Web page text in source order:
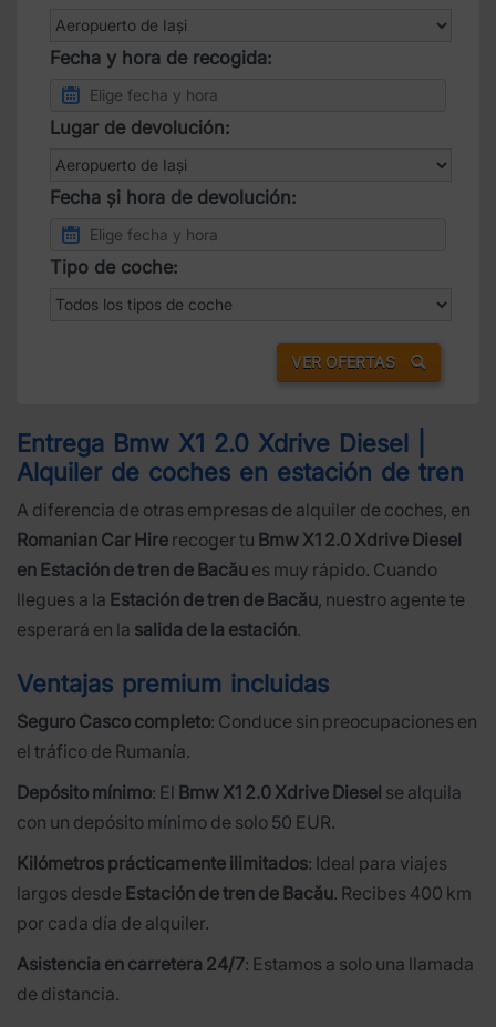
Fecha y hora de recogida:
Lugar de devolución:
Fecha și hora de devolución:
Tipo de coche:
VER OFERTAS
Entrega Bmw X1 2.0 Xdrive Diesel |
Alquiler de coches en estación de tren
A diferencia de otras empresas de alquiler de coches, en
Romanian Car Hire recoger tu Bmw X1 2.0 Xdrive Diesel
en Estación de tren de Bacău es muy rápido. Cuando
llegues a la Estación de tren de Bacău, nuestro agente te
esperará en la salida de la estación.
Ventajas premium incluidas
Seguro Casco completo: Conduce sin preocupaciones en
el tráfico de Rumanía.
Depósito mínimo: El Bmw X1 2.0 Xdrive Diesel se alquila
con un depósito mínimo de solo 50 EUR.
Kilómetros prácticamente ilimitados: Ideal para viajes
largos desde Estación de tren de Bacău. Recibes 400 km
por cada día de alquiler.
Asistencia en carretera 24/7: Estamos a solo una llamada
de distancia.